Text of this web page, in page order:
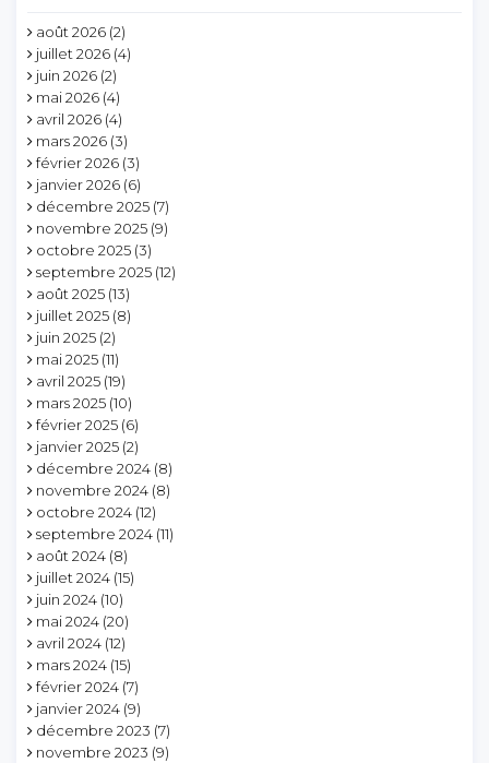
août 2026 (2)
juillet 2026 (4)
juin 2026 (2)
mai 2026 (4)
avril 2026 (4)
mars 2026 (3)
février 2026 (3)
janvier 2026 (6)
décembre 2025 (7)
novembre 2025 (9)
octobre 2025 (3)
septembre 2025 (12)
août 2025 (13)
juillet 2025 (8)
juin 2025 (2)
mai 2025 (11)
avril 2025 (19)
mars 2025 (10)
février 2025 (6)
janvier 2025 (2)
décembre 2024 (8)
novembre 2024 (8)
octobre 2024 (12)
septembre 2024 (11)
août 2024 (8)
juillet 2024 (15)
juin 2024 (10)
mai 2024 (20)
avril 2024 (12)
mars 2024 (15)
février 2024 (7)
janvier 2024 (9)
décembre 2023 (7)
novembre 2023 (9)